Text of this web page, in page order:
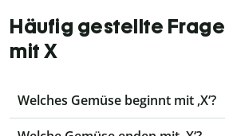
Häufig gestellte
mit X
Welches Gemüse beginnt mit ,X‘?